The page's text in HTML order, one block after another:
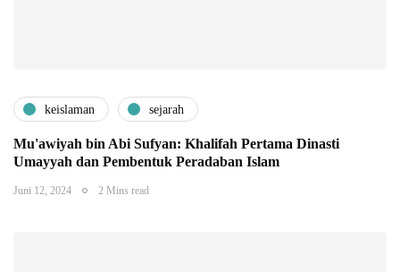
keislaman sejarah
Mu'awiyah bin Abi Sufyan: Khalifah Pertama Dinasti
Umayyah dan Pembentuk Peradaban Islam
Juni 12, 2024 2 Mins read